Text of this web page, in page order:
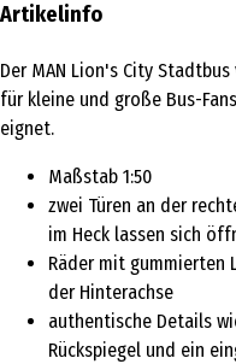
Artikelinfo
Der MAN Lion's City
für kleine und große Bus-
eignet.
Maßstab 1:50
zwei Türen an der
im Heck lassen sich
Räder mit gummierten
der Hinterachse
authentische Details
Rückspiegel und ein